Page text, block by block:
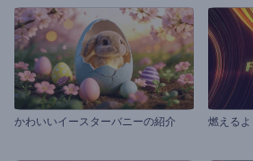
かわいいイースターバニーの紹介